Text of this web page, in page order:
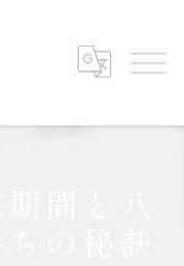
間と八
の秘訣